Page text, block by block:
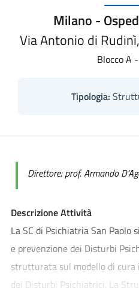
Milano -
Via Antonio di
Blocco A
Tipologia:
Direttore: prof. Armando
Descrizione Attività
La SC di Psichiatria San Paolo
e prevenzione dei Disturbi
strutturata sul modello di
dei Disturbi Psichiatrici. La